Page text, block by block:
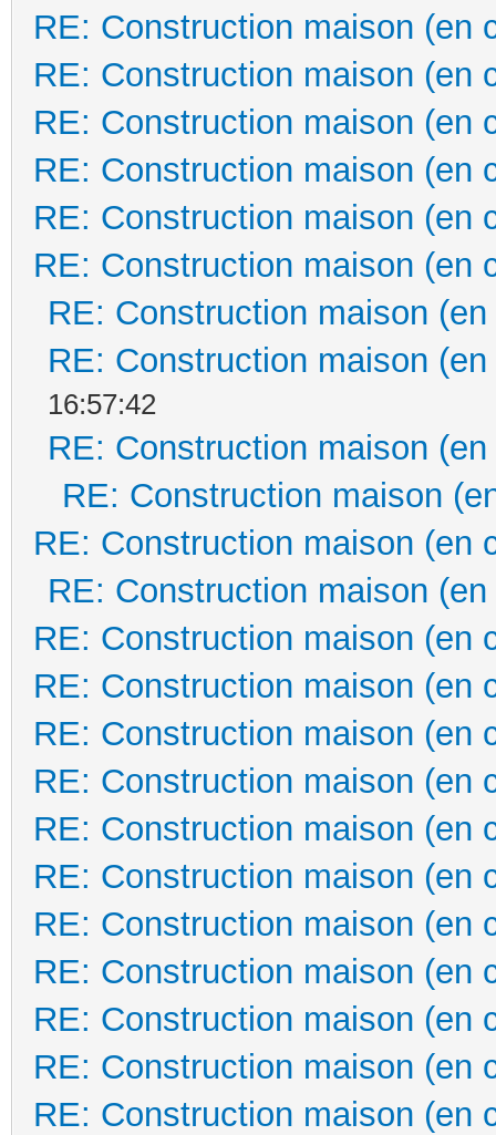
RE: Construction maison (en
RE: Construction maison (en
RE: Construction maison (en
RE: Construction maison (en
RE: Construction maison (en
RE: Construction maison (en
RE: Construction maison
RE: Construction maison
16:57:42
RE: Construction maison
RE: Construction maison
RE: Construction maison (en
RE: Construction maison
RE: Construction maison (en
RE: Construction maison (en
RE: Construction maison (en
RE: Construction maison (en
RE: Construction maison (en
RE: Construction maison (en
RE: Construction maison (en
RE: Construction maison (en
RE: Construction maison (en
RE: Construction maison (en
RE: Construction maison (en